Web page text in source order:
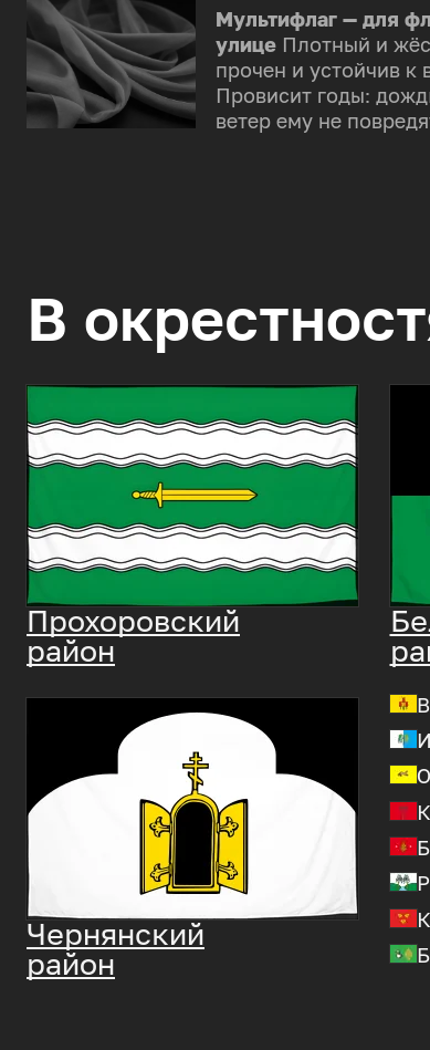
Мультифлаг — для
улицеПлотный и
прочен и устойчив к
Провисит годы:
ветер ему не
В
Прохоровский
район
Чернянский
район